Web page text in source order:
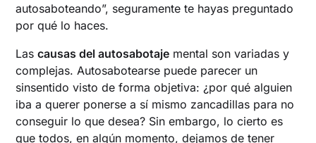
autosaboteando”, seguramente te hayas preguntado
por qué lo haces.
Lascausas del autosabotaje mental son variadas y
complejas. Autosabotearse puede parecer un
sinsentido visto de forma objetiva: ¿por qué alguien
iba a querer ponerse a sí mismo zancadillas para no
conseguir lo que desea? Sin embargo, lo cierto es
que todos, en algún momento, dejamos de tener